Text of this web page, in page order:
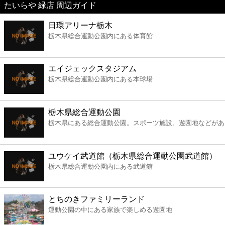
美容
コンビニ
薬局
スーパー
エンタメ
レジャー
書店
ファミレス
たいらや 緑店 周辺ガイド
日環アリーナ栃木
栃木県総合運動公園内にある体育館
エイジェックスタジアム
栃木県総合運動公園内にある本球場
栃木県総合運動公園
栃木県にある総合運動公園。スポーツ施設、遊園地などが
ユウケイ武道館（栃木県総合運動公園武道館）
栃木県総合運動公園内にある武道館
とちのきファミリーランド
運動公園の中にある家族で楽しめる遊園地